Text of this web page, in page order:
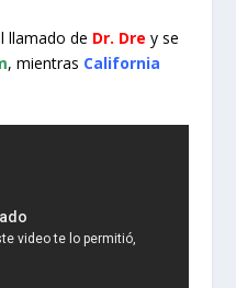
llamado de Dr. Dre y se
, mientras California